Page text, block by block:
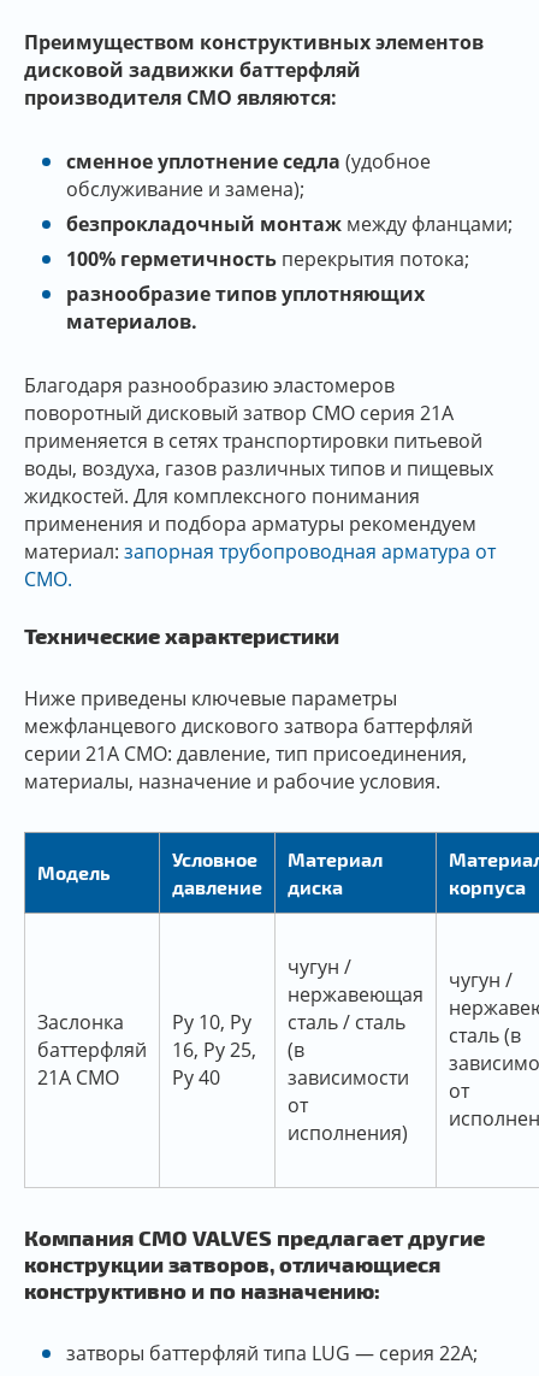
Преимуществом конструктивных элементов
дисковой задвижки баттерфляй
производителя СМО являются:
сменное уплотнение седла (удобное
обслуживание и замена);
безпрокладочный монтаж между фланцами;
100% герметичность перекрытия потока;
разнообразие типов уплотняющих
материалов.
Благодаря разнообразию эластомеров
поворотный дисковый затвор СМО серия 21A
применяется в сетях транспортировки питьевой
воды, воздуха, газов различных типов и пищевых
жидкостей. Для комплексного понимания
применения и подбора арматуры рекомендуем
материал: запорная трубопроводная арматура от
CMO.
Технические характеристики
Ниже приведены ключевые параметры
межфланцевого дискового затвора баттерфляй
серии 21A CMO: давление, тип присоединения,
материалы, назначение и рабочие условия.
Модель
Условное
давление
Материал
диска
корпуса
Заслонка
баттерфляй
21A CMO
Py 10, Py
16, Py 25,
Py 40
чугун /
нержавеющая
сталь / сталь
(в
зависимости
от
исполнения)
чугун /
сталь (в
от
Компания CMO VALVES предлагает другие
конструкции затворов, отличающиеся
конструктивно и по назначению:
затворы баттерфляй типа LUG — серия 22A;